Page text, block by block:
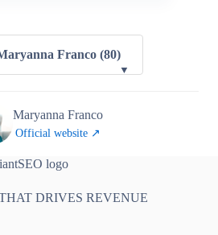
Franco (80)
▼
Maryanna Franco
Official website ↗
DRIVES REVENUE